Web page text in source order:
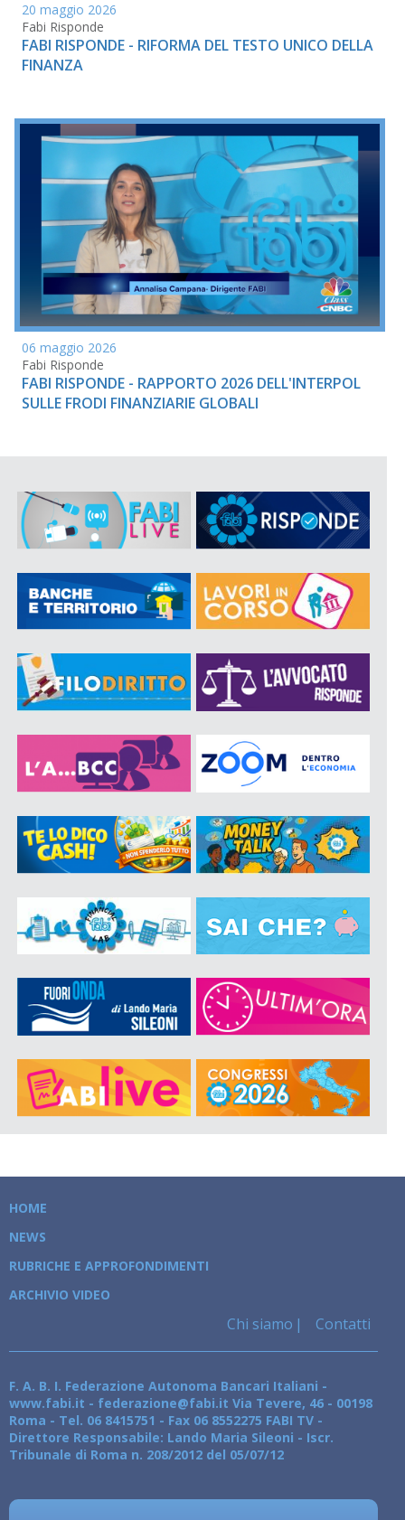
20 maggio 2026
Fabi Risponde
FABI RISPONDE - RIFORMA DEL TESTO UNICO DELLA
FINANZA
06 maggio 2026
Fabi Risponde
FABI RISPONDE - RAPPORTO 2026 DELL'INTERPOL
SULLE FRODI FINANZIARIE GLOBALI
HOME
NEWS
RUBRICHE E APPROFONDIMENTI
ARCHIVIO VIDEO
Chi siamo Contatti
F. A. B. I. Federazione Autonoma Bancari Italiani -
www.fabi.it - federazione@fabi.it Via Tevere, 46 - 00198
Roma - Tel. 06 8415751 - Fax 06 8552275 FABI TV -
Direttore Responsabile: Lando Maria Sileoni - Iscr.
Tribunale di Roma n. 208/2012 del 05/07/12